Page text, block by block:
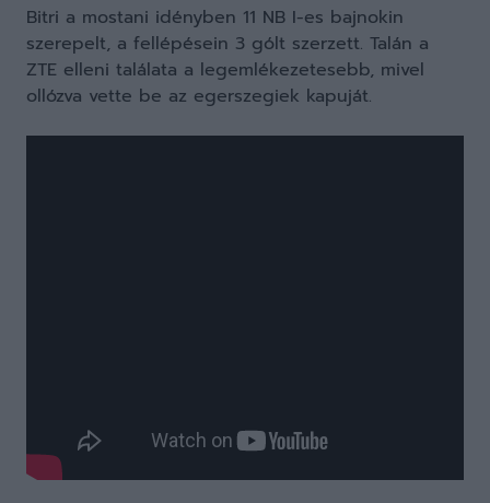
Bitri a mostani idényben 11 NB I-es bajnokin
szerepelt, a fellépésein 3 gólt szerzett. Talán a
ZTE elleni találata a legemlékezetesebb, mivel
ollózva vette be az egerszegiek kapuját.